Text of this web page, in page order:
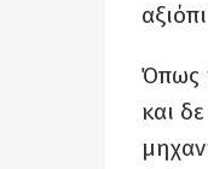
Όπως
και